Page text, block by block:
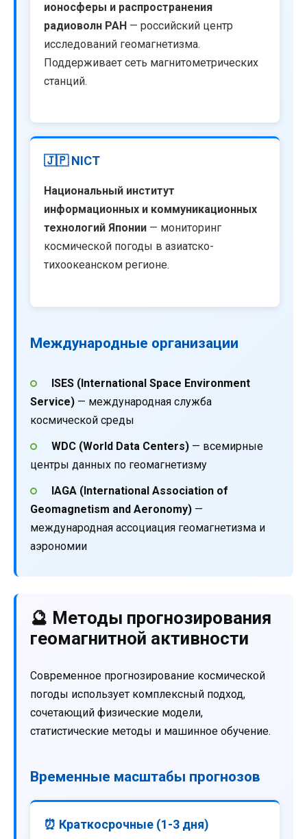
ионосферы и распространения
радиоволн РАН — российский центр
исследований геомагнетизма.
Поддерживает сеть магнитометрических
станций.
🇯🇵 NICT
Национальный институт
информационных и коммуникационных
технологий Японии — мониторинг
космической погоды в азиатско-
тихоокеанском регионе.
Международные организации
ISES (International Space Environment
Service) — международная служба
космической среды
WDC (World Data Centers)— всемирные
центры данных по геомагнетизму
IAGA (International Association of
Geomagnetism and Aeronomy) —
международная ассоциация геомагнетизма и
аэрономии
🔮 Методы прогнозирования
геомагнитной активности
Современное прогнозирование космической
погоды использует комплексный подход,
сочетающий физические модели,
статистические методы и машинное обучение.
Временные масштабы прогнозов
⏰ Краткосрочные (1-3 дня)